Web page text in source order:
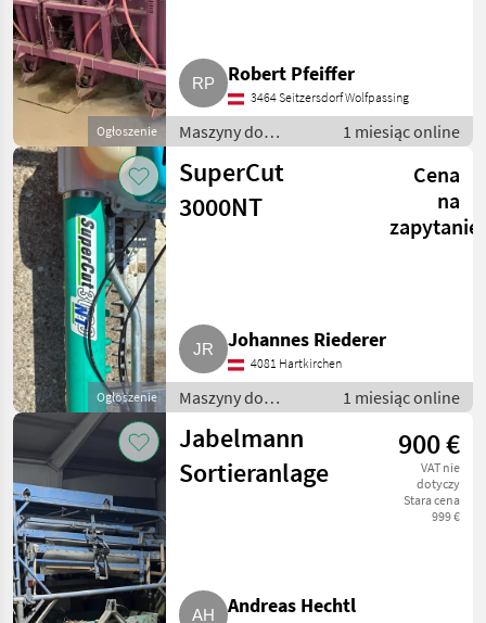
Ogłoszenie
Robert Pfeiffer
3464 Seitzersdorf Wolfpassing
Maszyny do
warzywnictwa /
Inne maszyny do
warzywnictwa
1 miesiąc online
Ogłoszenie
SuperCut
3000NT
Cena
na
zapytanie
Johannes Riederer
4081 Hartkirchen
Maszyny do
warzywnictwa /
Inne maszyny do
warzywnictwa
1 miesiąc online
Jabelmann
Sortieranlage
900 €
VAT nie
dotyczy
Stara cena
999 €
Andreas Hechtl